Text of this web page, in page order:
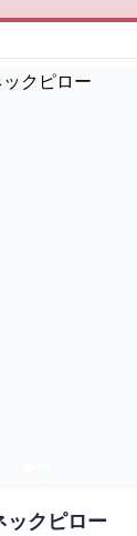
ックピロー